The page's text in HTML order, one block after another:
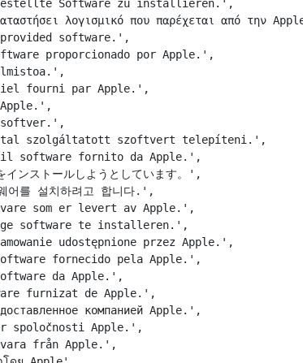
Software zu installieren.',
λογισμικό που παρέχεται από την
software.',
proporcionado por Apple.',
fourni par Apple.',
szolgáltatott szoftvert telepíteni.',
software fornito da Apple.',
ンストールしようとしています。',
를 설치하려고 합니다.',
som er levert av Apple.',
software te installeren.',
udostępnione przez Apple.',
fornecido pela Apple.',
da Apple.',
furnizat de Apple.',
компанией Apple.',
spoločnosti Apple.',
från Apple.',